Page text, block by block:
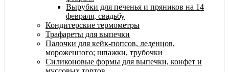
Вырубки для печенья и пряников на 14
февраля, свадьбу
Кондитерские термометры
Трафареты для выпечки
Палочки для кейк-попсов, леденцов,
мороженного; шпажки, трубочки
Силиконовые формы для выпечки, конфет и